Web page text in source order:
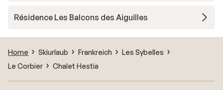
Résidence Les Balcons des Aiguilles
Home Skiurlaub Frankreich
Les Sybelles
Le Corbier
Chalet Hestia